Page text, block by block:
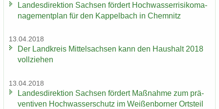
Lan­des­di­rek­ti­on Sach­sen för­dert Hoch­was­ser­ri­si­ko­ma­
nage­ment­plan für den Kap­pel­bach in Chem­nitz
13.04.2018
Der Land­kreis Mit­tel­sach­sen kann den Haus­halt 2018
voll­zie­hen
13.04.2018
Lan­des­di­rek­ti­on Sach­sen för­dert Maß­nah­me zum prä­
ven­ti­ven Hoch­was­ser­schutz im Wei­ßen­bor­ner Orts­teil